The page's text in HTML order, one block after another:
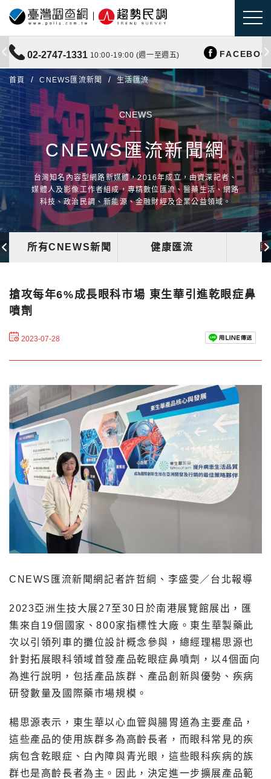
02-2747-1331 10:00-19:00 (週一至週五)
首頁 CNEWS匯流新聞 生活匯流
CNEWS
CNEWS匯流新聞網
台灣知名內容型網路新媒體，2016年成立，由資深記者、
媒體人及影像工作者組成，專精數位匯流、醫藥生活、網路
科技、政治民調、新能源、金融財經及企業公益領域。
所有CNEWS新聞 健康匯流
搶攻每年6%成長眼科市場 東生華引進乾眼症鼻
噴劑
2023-07-28
CNEWS匯流新聞網記者許哲綱、李盛雯／台北報導
2023亞洲生技大展27至30日於南港展覽館展出，匯
集來自19個國家、800家指標性大廠。東生華製藥此
次以引領列車的攤位設計概念參與，總經理楊思源也
針對拓展眼科領域首發產品乾眼症鼻噴劑，以4個面向
為進行說明，包括產品族群、產品創新與優勢、疾病
研發數量及國際藥市場規模。
楊思源表示，東生華以心血管與腸胃道為主要產品，
這些產品的使用族群多為高齡長者，而眼科常見的疾
病包含乾眼症、白內障與青光眼，這些眼科疾病的族
群也是高齡長者為主。因此，決定進一步擴展產品範